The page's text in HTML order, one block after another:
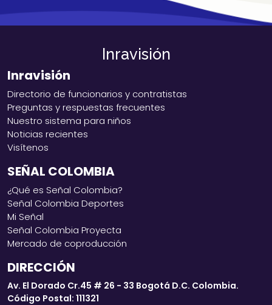
Inravisión
Inravisión
Directorio de funcionarios y contratistas
Preguntas y respuestas frecuentes
Nuestro sistema para niños
Noticias recientes
Visítenos
SEÑAL COLOMBIA
¿Qué es Señal Colombia?
Señal Colombia Deportes
Mi Señal
Señal Colombia Proyecta
Mercado de coproducción
DIRECCIÓN
Av. El Dorado Cr.45 # 26 - 33 Bogotá D.C. Colombia.
Código Postal: 111321